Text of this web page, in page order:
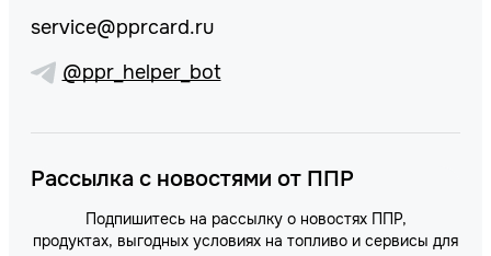
service@pprcard.ru
@ppr_helper_bot
Рассылка с новостями от ППР
Подпишитесь на рассылку о новостях ППР,
продуктах, выгодных условиях на топливо и сервисы для